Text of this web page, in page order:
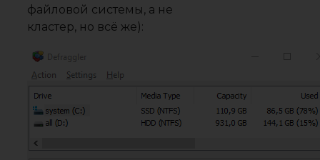
файловой системы, а не
кластер, но всё же):